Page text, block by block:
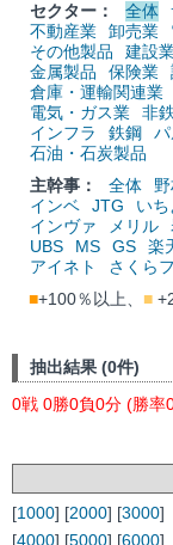
セクター：
全体
不動産業
卸売業
その他製品
建設
金属製品
保険業
倉庫・運輸関連業
電気・ガス業
非
インフラ
鉄鋼
石油・石炭製品
主幹事：
全体
インベ
JTG いち
インヴァ
メリル
UBS
MS GS 楽
アイネト
さくらフ
■+100％以上、 ■
抽出結果 (0件)
0戦 0勝0負0分 (勝率
[1000] [2000] [3000]
[4000] [5000] [6000]